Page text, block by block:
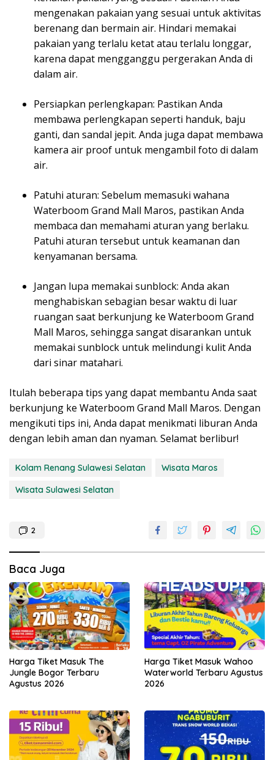
mengenakan pakaian yang sesuai untuk aktivitas
berenang dan bermain air. Hindari memakai
pakaian yang terlalu ketat atau terlalu longgar,
karena dapat mengganggu pergerakan Anda di
dalam air.
Persiapkan perlengkapan: Pastikan Anda
membawa perlengkapan seperti handuk, baju
ganti, dan sandal jepit. Anda juga dapat membawa
kamera air proof untuk mengambil foto di dalam
air.
Patuhi aturan: Sebelum memasuki wahana
Waterboom Grand Mall Maros, pastikan Anda
membaca dan memahami aturan yang berlaku.
Patuhi aturan tersebut untuk keamanan dan
kenyamanan bersama.
Jangan lupa memakai sunblock: Anda akan
menghabiskan sebagian besar waktu di luar
ruangan saat berkunjung ke Waterboom Grand
Mall Maros, sehingga sangat disarankan untuk
memakai sunblock untuk melindungi kulit Anda
dari sinar matahari.
Itulah beberapa tips yang dapat membantu Anda saat
berkunjung ke Waterboom Grand Mall Maros. Dengan
mengikuti tips ini, Anda dapat menikmati liburan Anda
dengan lebih aman dan nyaman. Selamat berlibur!
Kolam Renang Sulawesi Selatan
Wisata Maros
Wisata Sulawesi Selatan
2
Baca Juga
Harga Tiket Masuk The
Jungle Bogor Terbaru
Agustus 2026
Harga Tiket Masuk Wahoo
Waterworld Terbaru Agustus
2026